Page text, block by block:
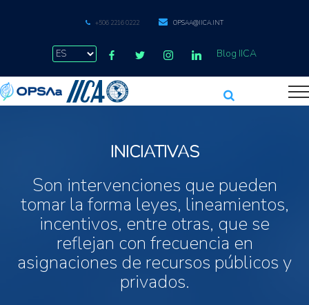
+506 2216 0222 OPSAA@IICA.INT
Blog IICA
INICIATIVAS
Son intervenciones que pueden
tomar la forma leyes, lineamientos,
incentivos, entre otras, que se
reflejan con frecuencia en
asignaciones de recursos públicos y
privados.